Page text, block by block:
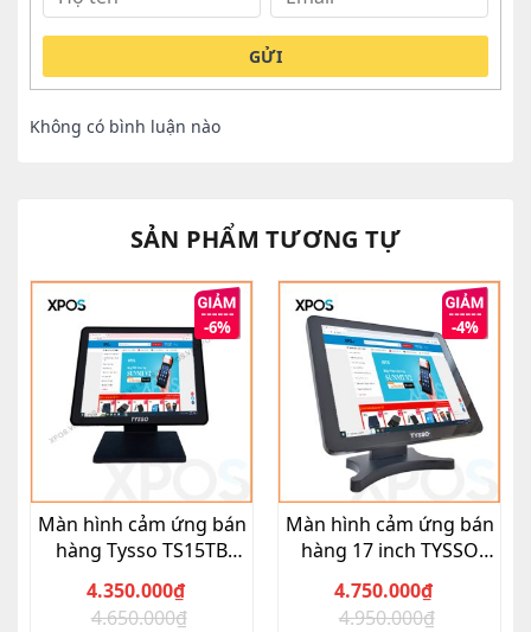
GỬI
Không có bình luận nào
SẢN PHẨM TƯƠNG TỰ
-6%
Màn hình cảm ứng bán
hàng Tysso TS15TB
4.650.000₫
Giá
4.350.000₫
Giá
-4%
Màn hình cảm ứng bán
hàng 17 inch TYSSO
4.950.000₫
Giá
4.750.000₫
Giá